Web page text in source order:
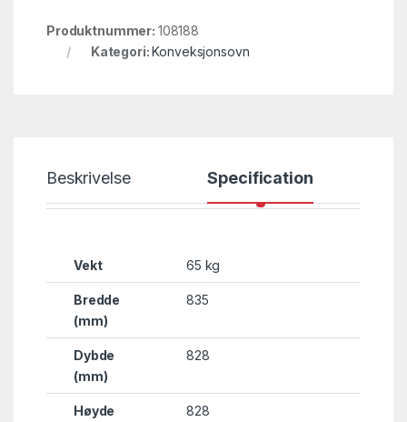
Produktnummer: 108188
Kategori:Konveksjonsovn
Beskrivelse Specification
Vekt 65 kg
Bredde
(mm)
835
Dybde
(mm)
828
Høyde
828